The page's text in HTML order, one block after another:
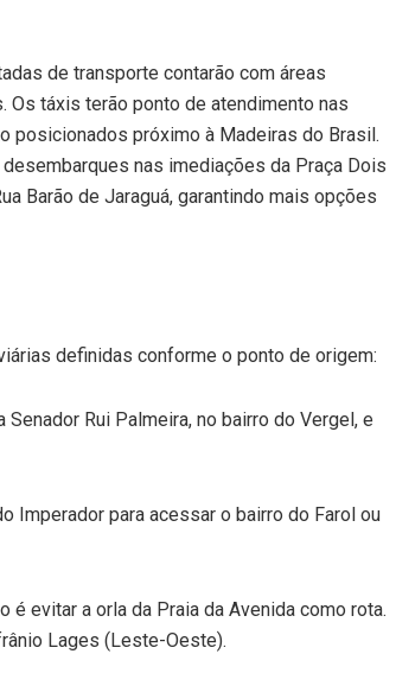
de transporte contarão com áreas
táxis terão ponto de atendimento nas
posicionados próximo à Madeiras do Brasil.
nas imediações da Praça Dois
Barão de Jaraguá, garantindo mais opções
definidas conforme o ponto de origem:
Rui Palmeira, no bairro do Vergel, e
Imperador para acessar o bairro do Farol ou
é evitar a orla da Praia da Avenida como rota.
Lages (Leste-Oeste).